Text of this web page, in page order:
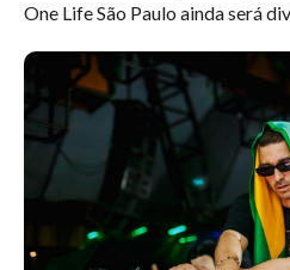
One Life São Paulo ainda será